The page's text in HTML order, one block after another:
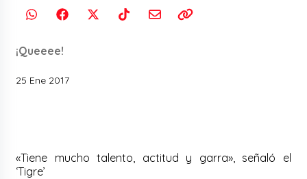
¡Queeee!
25 Ene 2017
«Tiene mucho talento, actitud y garra», señaló el
‘Tigre’